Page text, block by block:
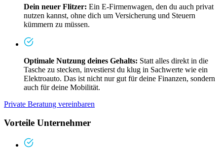
Dein neuer Flitzer: Ein E-Firmenwagen, den du auch privat
nutzen kannst, ohne dich um Versicherung und Steuern
kümmern zu müssen.
Optimale Nutzung deines Gehalts: Statt alles direkt in die
Tasche zu stecken, investierst du klug in Sachwerte wie ein
Elektroauto. Das ist nicht nur gut für deine Finanzen, sondern
auch für deine Mobilität.
Private Beratung vereinbaren
Vorteile Unternehmer